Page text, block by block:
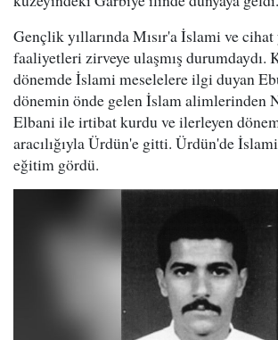
Gençlik yıllarında Mısır'a İslami ve cihat
faaliyetleri zirveye ulaşmış durumdaydı.
dönemde İslami meselelere ilgi duyan
dönemin önde gelen İslam alimlerinden
Elbani ile irtibat kurdu ve ilerleyen
aracılığıyla Ürdün'e gitti. Ürdün'de
eğitim gördü.